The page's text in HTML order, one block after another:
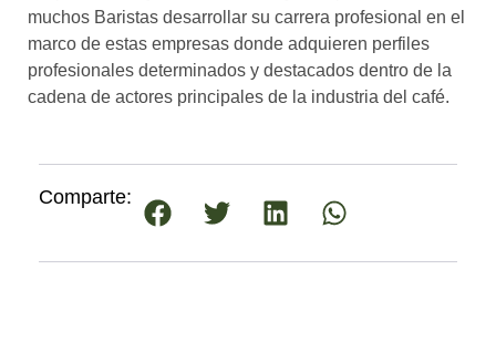
muchos Baristas desarrollar su carrera profesional en el
marco de estas empresas donde adquieren perfiles
profesionales determinados y destacados dentro de la
cadena de actores principales de la industria del café.
Comparte: